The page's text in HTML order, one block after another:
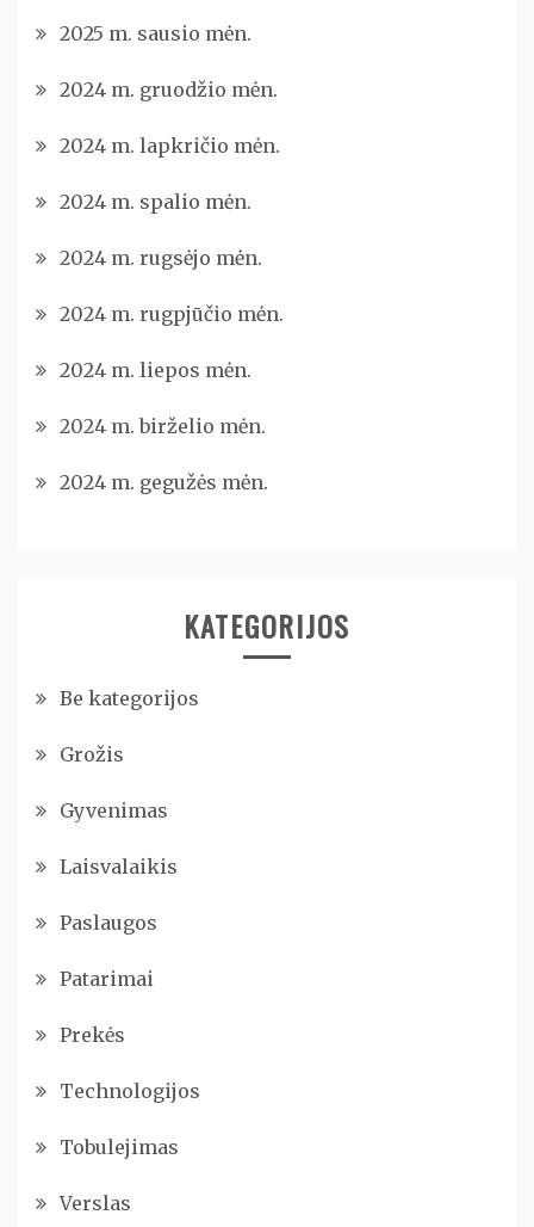
2025 m. sausio mėn.
2024 m. gruodžio mėn.
2024 m. lapkričio mėn.
2024 m. spalio mėn.
2024 m. rugsėjo mėn.
2024 m. rugpjūčio mėn.
2024 m. liepos mėn.
2024 m. birželio mėn.
2024 m. gegužės mėn.
KATEGORIJOS
Be kategorijos
Grožis
Gyvenimas
Laisvalaikis
Paslaugos
Patarimai
Prekės
Technologijos
Tobulejimas
Verslas